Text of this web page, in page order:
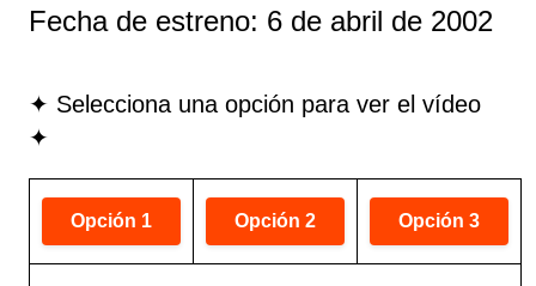
Fecha de estreno: 6 de abril de 2002
✦ Selecciona una opción para ver el vídeo
✦